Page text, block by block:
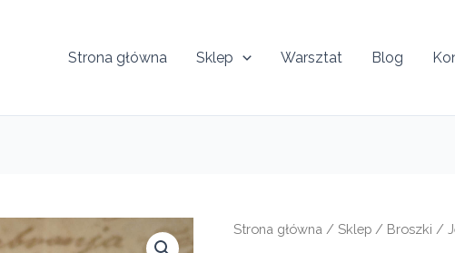
Strona główna Sklep Warsztat Blog
Strona główna /Sklep / Broszki /